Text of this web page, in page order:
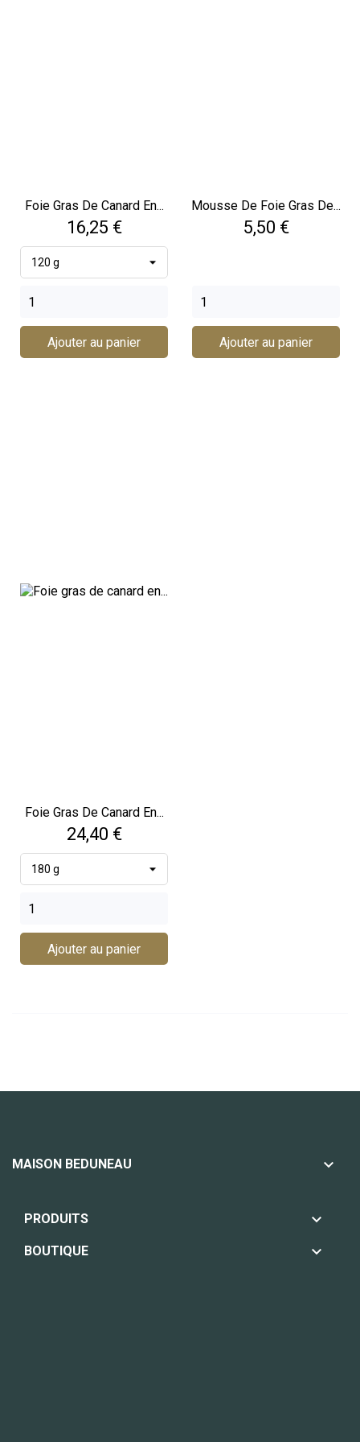
Foie Gras De Canard En...
Prix
16,25 €
Ajouter au panier
Mousse De Foie Gras De...
Prix
5,50 €
Ajouter au panier
Foie Gras De Canard En...
Prix
24,40 €
Ajouter au panier
MAISON BEDUNEAU 
PRODUITS 
BOUTIQUE 